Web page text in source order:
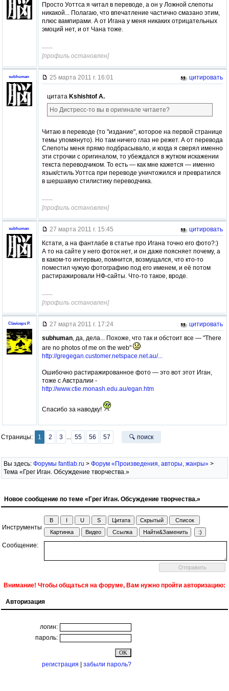
Просто Уоттса я читал в переводе, а он у Ложной слепоты
никакой... Полагаю, что впечатление частично смазано этим,
плюс вампирами. А от Игана у меня никаких отрицательных
эмоций нет, и от Чана тоже.
–––
[профиль остановлен]
subhuman 25 марта 2011 г. 16:01 цитировать
цитата Kshishtof A.
Но Дистресс-то вы в оригинале читаете?
Читаю в переводе (то "издание", которое на первой странице
темы упомянуто). Но там ничего глаз не режет. А от перевода
Слепоты меня прямо подбрасывало, и когда я сверял именно
эти строчки с оригиналом, то убеждался в жутком искажении
текста переводчиком. То есть — как мне кажется — именно
язык/стиль Уоттса при переводе уничтожился и превратился
в шершавую стилистику переводчика.
–––
[профиль остановлен]
subhuman 27 марта 2011 г. 15:45
цитировать
Кстати, а на фантлабе в статье про Игана точно его фото?:)
А то на сайте у него фоток нет, и он даже поясняет почему, а
в каком-то интервью, помнится, возмущался, что кто-то
поместил чужую фотографию под его именем, и её потом
растиражировали НФ-сайты. Что-то такое, вроде.
–––
[профиль остановлен]
Claviceps P. 27 марта 2011 г. 17:24
цитировать
subhuman, да, дела... Похоже, что так и обстоит все — "There
are no photos of me on the web"
http://gregegan.customer.netspace.net.au/...
Ошибочно растиражированное фото — это вот этот Иган,
тоже с Австралии -
http://www.ctie.monash.edu.au/egan.htm
Спасибо за наводку!
Страницы: 1 2 3 ... 55 56 57 🔍 поиск
Вы здесь: Форумы fantlab.ru > Форум «Произведения, авторы, жанры» >
Тема «Грег Иган. Обсуждение творчества.»
Новое сообщение по теме «Грег Иган. Обсуждение творчества.»
Инструменты
Сообщение:
Внимание! Чтобы общаться на форуме, Вам нужно пройти авторизацию:
Авторизация
логин:
пароль:
регистрация | забыли пароль?